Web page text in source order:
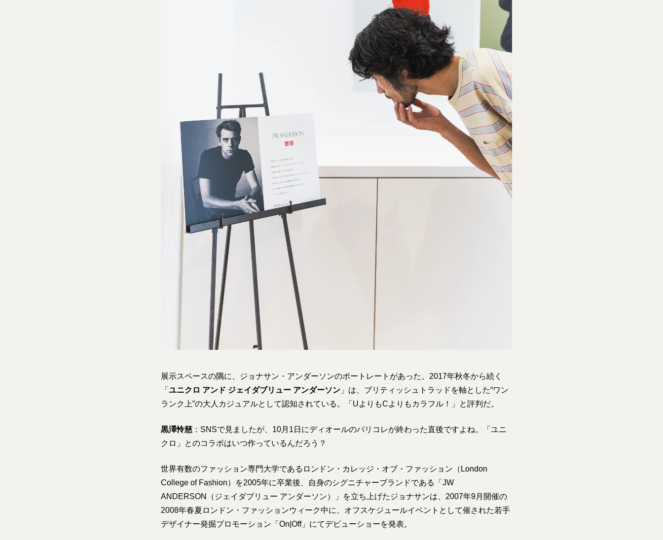
展示スペースの隅に、ジョナサン・アンダーソンのポートレートがあった。2017年秋冬から続く
「ユニクロ アンド ジェイダブリュー アンダーソン 」は、ブリティッシュトラッドを軸とした“ワン
ランク上”の大人カジュアルとして認知されている。「UよりもCよりもカラフル！」と評判だ。
黒澤怜慈 ：SNSで見ましたが、10月1日にディオールのパリコレが終わった直後ですよね。「ユニ
クロ」とのコラボはいつ作っているんだろう？
世界有数のファッション専門大学であるロンドン・カレッジ・オブ・ファッション（London
College of Fashion）を2005年に卒業後、自身のシグニチャーブランドである「JW
ANDERSON（ジェイダブリュー アンダーソン）」を立ち上げたジョナサンは、2007年9月開催の
2008年春夏ロンドン・ファッションウィーク中に、オフスケジュールイベントとして催された若手
デザイナー発掘プロモーション「On|Off」にてデビューショーを発表。